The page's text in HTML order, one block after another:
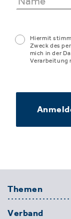
Hiermit
Zweck des
mich in der
Verarbeitung
Themen
Verband